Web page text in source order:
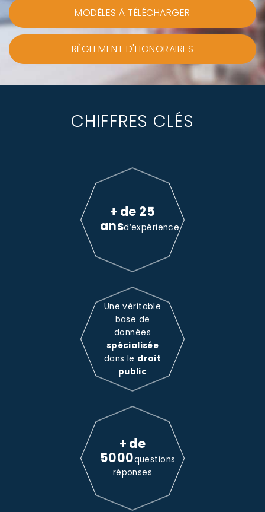
MODÈLES À TÉLÉCHARGER
RÈGLEMENT D'HONORAIRES
CHIFFRES CLÉS
+ de 25
ansd’expérience
Une véritable
base de
données
spécialisée
dans le droit
public
+ de
5000questions
réponses